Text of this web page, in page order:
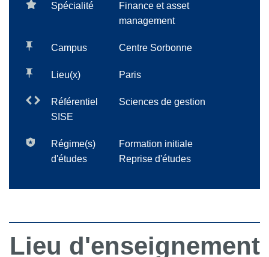
Spécialité
Finance et asset
management
Campus Centre Sorbonne
Lieu(x) Paris
Référentiel
SISE
Sciences de gestion
Régime(s)
d'études
Formation initiale
Reprise d'études
Lieu d'enseignement